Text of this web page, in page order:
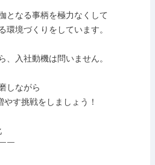
となる事柄を極力なくして
環境づくりをしています。
、入社動機は問いません。
しながら
やす挑戦をしましょう！
￣